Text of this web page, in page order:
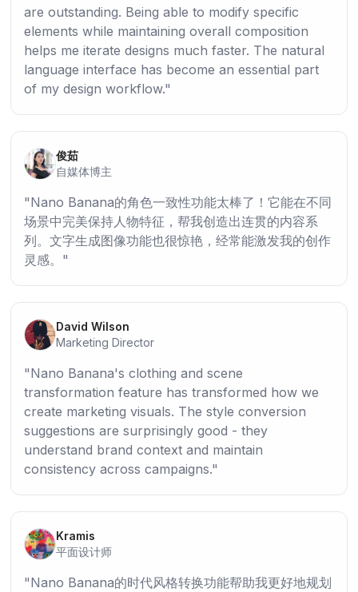
are outstanding. Being able to modify specific
elements while maintaining overall composition
helps me iterate designs much faster. The natural
language interface has become an essential part
of my design workflow.
俊茹
自媒体博主
Nano Banana的角色一致性功能太棒了！它能在不同
场景中完美保持人物特征，帮我创造出连贯的内容系
列。文字生成图像功能也很惊艳，经常能激发我的创作
灵感。
David Wilson
Marketing Director
Nano Banana's clothing and scene
transformation feature has transformed how we
create marketing visuals. The style conversion
suggestions are surprisingly good - they
understand brand context and maintain
consistency across campaigns.
Kramis
平面设计师
Nano Banana的时代风格转换功能帮助我更好地规划